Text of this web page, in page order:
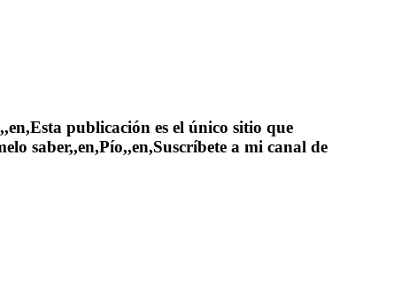
publicación es el único sitio que
saber,,en,Pío,,en,Suscríbete a mi canal de